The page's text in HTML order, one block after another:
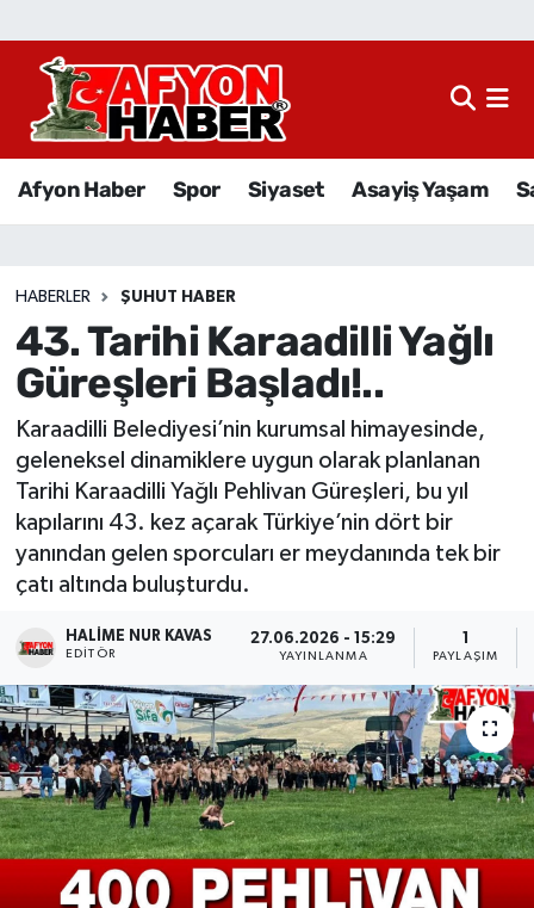
Afyon Haber Spor Siyaset Asayiş Yaşam
HABERLER ŞUHUT HABER
43. Tarihi Karaadilli Yağlı
Güreşleri Başladı!..
Karaadilli Belediyesi’nin kurumsal himayesinde,
geleneksel dinamiklere uygun olarak planlanan
Tarihi Karaadilli Yağlı Pehlivan Güreşleri, bu yıl
kapılarını 43. kez açarak Türkiye’nin dört bir
yanından gelen sporcuları er meydanında tek bir
çatı altında buluşturdu.
HALIME NUR KAVAS
EDITÖR
27.06.2026 - 15:29
YAYINLANMA PAYLAŞIM
Afyon Haber
Sağlık
Eğitim
Sivil Toplum
Ekonomi
Magazin
Etkinlikler